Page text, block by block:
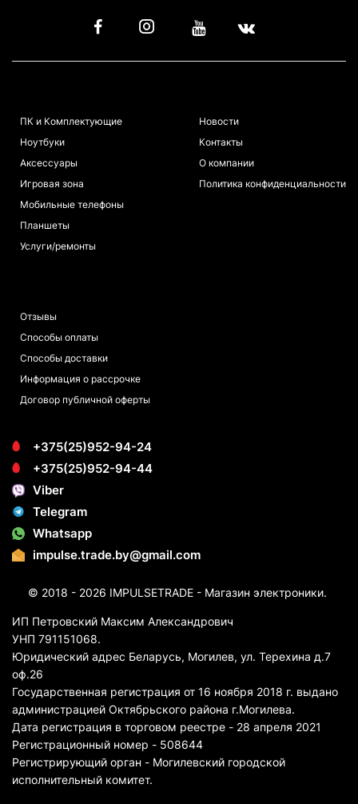
ПК и Комплектующие
Ноутбуки
Аксессуары
Игровая зона
Мобильные телефоны
Планшеты
Услуги/ремонты
Новости
Контакты
О компании
Политика конфиденциальности
Отзывы
Способы оплаты
Способы доставки
Информация о рассрочке
Договор публичной оферты
+375(25)952-94-24
+375(25)952-94-44
Viber
Telegram
Whatsapp
impulse.trade.by@gmail.com
© 2018 - 2026 IMPULSETRADE - Магазин электроники.
ИП Петровский Максим Александрович
УНП 791151068.
Юридический адрес Беларусь, Могилев, ул. Терехина д.7
оф.26
Государственная регистрация от 16 ноября 2018 г. выдано
администрацией Октябрьского района г.Могилева.
Дата регистрация в торговом реестре - 28 апреля 2021
Регистрационный номер - 508644
Регистрирующий орган - Могилевский городской
исполнительный комитет.